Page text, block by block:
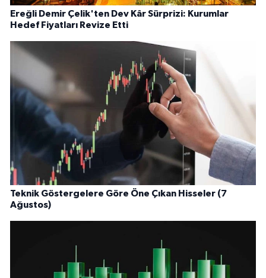
Ereğli Demir Çelik'ten Dev Kâr Sürprizi: Kurumlar
Hedef Fiyatları Revize Etti
Teknik Göstergelere Göre Öne Çıkan Hisseler (7
Ağustos)